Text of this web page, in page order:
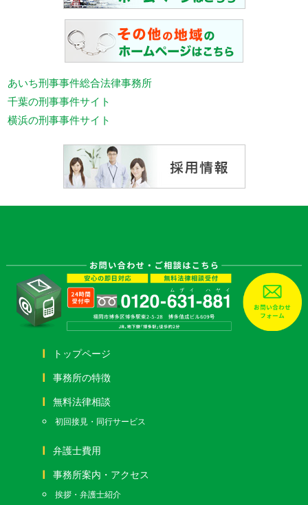
あいち刑事事件総合法律事務所
千葉の刑事事件サイト
横浜の刑事事件サイト
トップページ
事務所の特徴
無料法律相談
初回接見・同行サービス
弁護士費用
事務所案内・アクセス
挨拶・弁護士紹介